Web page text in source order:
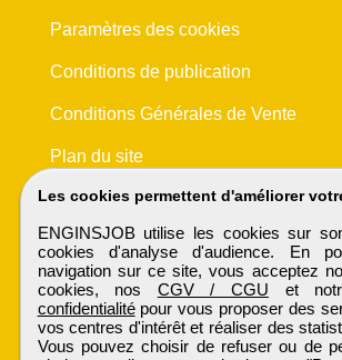
Les cookies permettent d'améliorer
ENGINSJOB utilise les cookies sur
cookies d'analyse d'audience. En
navigation sur ce site, vous acceptez
cookies, nos CGV / CGU et
confidentialitépour vous proposer des
vos centres d'intérêt et réaliser des
Vous pouvez choisir de refuser ou de
Paramètres des cookies
Conditions de publication
Conditions Générales de Vente
Plan du site